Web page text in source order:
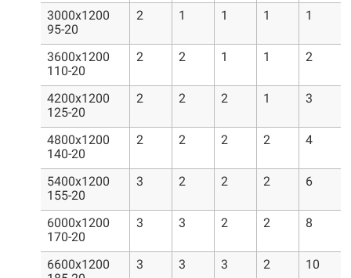
3000x1200
95-20
2 1 1 1 1
3600x1200
110-20
2 2 1 1 2
4200x1200
125-20
2 2 2 1 3
4800x1200
140-20
2 2 2 2 4
5400x1200
155-20
3 2 2 2 6
6000x1200
170-20
3 3 2 2 8
6600x1200
3 3 3 2 10